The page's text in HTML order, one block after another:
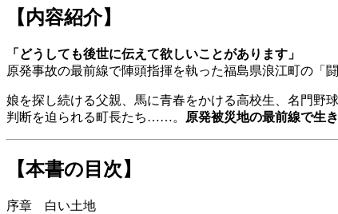
【内容紹介】
「どうしても後世に伝えて欲しいことがあります」
原発事故の最前線で陣頭指揮を執った福島県浪江町の
娘を探し続ける父親、馬に青春をかける高校生、名門野
判断を迫られる町長たち……。
原発被災地の最前線で生
【本書の目次】
序章 白い土地